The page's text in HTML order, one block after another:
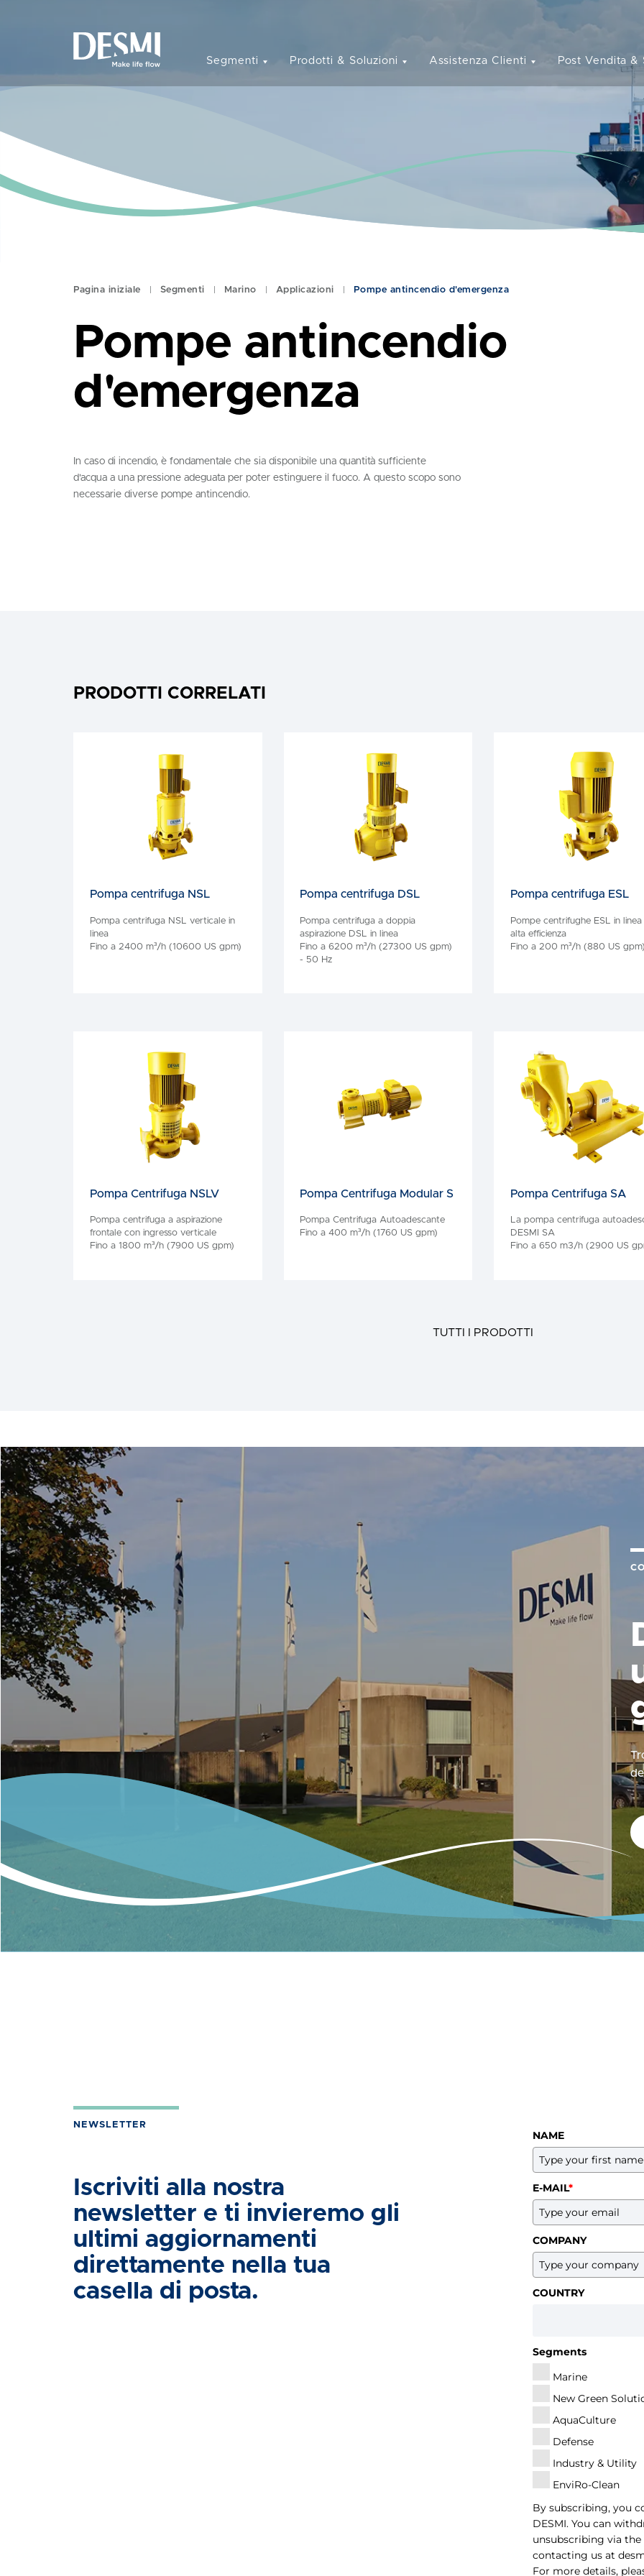
Segmenti Prodotti & Soluzioni Assistenza Clienti Post Vendita &
Pagina iniziale Segmenti Marino Applicazioni Pompe antincendio d'emergenza
Pompe antincendio
d'emergenza
In caso di incendio, è fondamentale che sia disponibile una quantità sufficiente
d'acqua a una pressione adeguata per poter estinguere il fuoco. A questo scopo sono
necessarie diverse pompe antincendio.
PRODOTTI CORRELATI
Pompa centrifuga NSL
Pompa centrifuga NSL verticale in
linea
Fino a 2400 m³/h (10600 US gpm)
Pompa centrifuga DSL
Pompa centrifuga a doppia
aspirazione DSL in linea
Fino a 6200 m³/h (27300 US gpm)
- 50 Hz
Pompa centrifuga ESL
Pompe centrifughe ESL in linea
alta efficienza
Fino a 200 m³/h (880 US gpm)
Pompa Centrifuga NSLV
Pompa centrifuga a aspirazione
frontale con ingresso verticale
Fino a 1800 m³/h (7900 US gpm)
Pompa Centrifuga Modular S
Pompa Centrifuga Autoadescante
Fino a 400 m³/h (1760 US gpm)
Pompa Centrifuga SA
La pompa centrifuga
DESMI SA
Fino a 650 m3/h (2900 US
TUTTI I PRODOTTI
NEWSLETTER
Iscriviti alla nostra
newsletter e ti invieremo gli
ultimi aggiornamenti
direttamente nella tua
casella di posta.
NAME
E-MAIL*
COMPANY
COUNTRY
Segments
Marine
New Green
AquaCulture
Defense
Industry & Utility
EnviRo-Clean
By subscribing, you
DESMI. You can
unsubscribing via
contacting us at
For more details,